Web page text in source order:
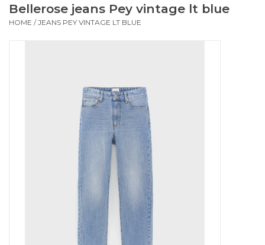
Schoenen
Bellerose jeans Pey vintage lt blue
HOME /JEANS PEY VINTAGE LT BLUE